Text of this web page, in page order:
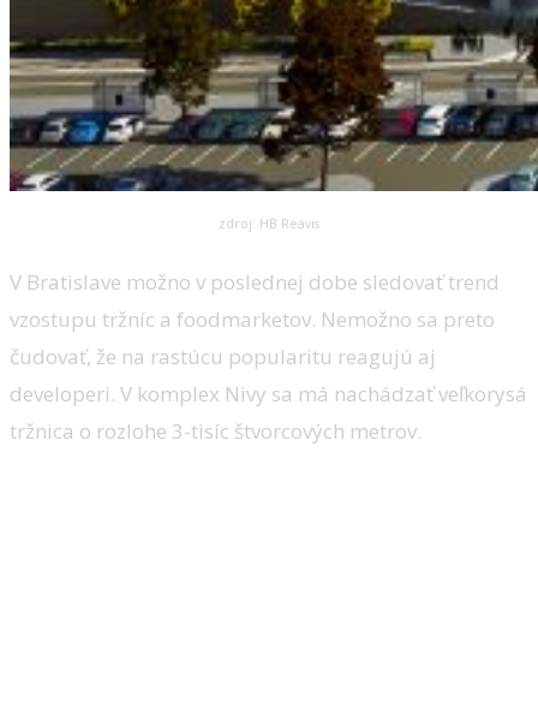
zdroj: HB Reavis
V Bratislave možno v poslednej dobe sledovať trend
vzostupu tržníc a foodmarketov. Nemožno sa preto
čudovať, že na rastúcu popularitu reagujú aj
developeri. V komplex Nivy sa má nachádzať veľkorysá
tržnica o rozlohe 3-tisíc štvorcových metrov.